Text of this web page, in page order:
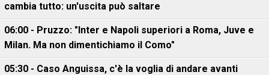
cambia tutto: un'uscita può saltare
06:00 - Pruzzo: "Inter e Napoli superiori a Roma, Juve e
Milan. Ma non dimentichiamo il Como"
05:30 - Caso Anguissa, c'è la voglia di andare avanti